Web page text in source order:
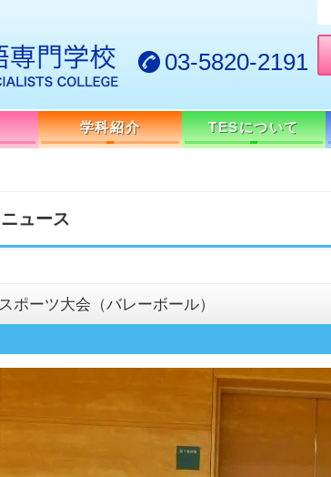
03-5820-2191
学科紹介 TESについて
ニュース
スポーツ大会（バレーボール）